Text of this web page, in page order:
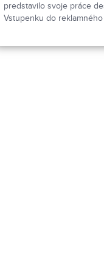
predstavilo svoje práce
Vstupenku do